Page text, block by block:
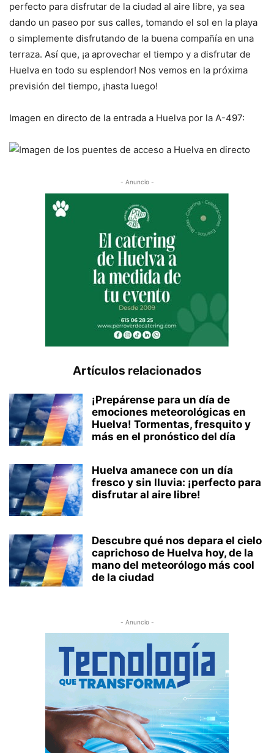
perfecto para disfrutar de la ciudad al aire libre, ya sea
dando un paseo por sus calles, tomando el sol en la playa
o simplemente disfrutando de la buena compañía en una
terraza. Así que, ¡a aprovechar el tiempo y a disfrutar de
Huelva en todo su esplendor! Nos vemos en la próxima
previsión del tiempo, ¡hasta luego!
Imagen en directo de la entrada a Huelva por la A-497:
- Anuncio -
Artículos relacionados
¡Prepárense para un día de
emociones meteorológicas en
Huelva! Tormentas, fresquito y
más en el pronóstico del día
Huelva amanece con un día
fresco y sin lluvia: ¡perfecto para
disfrutar al aire libre!
Descubre qué nos depara el cielo
caprichoso de Huelva hoy, de la
mano del meteorólogo más cool
de la ciudad
- Anuncio -